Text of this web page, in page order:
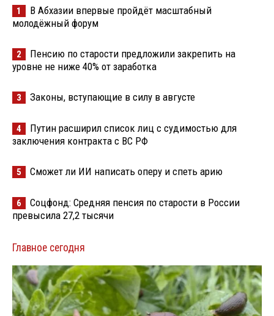
1
В Абхазии впервые пройдёт масштабный
молодёжный форум
2
Пенсию по старости предложили закрепить на
уровне не ниже 40% от заработка
3 Законы, вступающие в силу в августе
4
Путин расширил список лиц с судимостью для
заключения контракта с ВС РФ
5 Сможет ли ИИ написать оперу и спеть арию
6
Соцфонд: Средняя пенсия по старости в России
превысила 27,2 тысячи
Главное сегодня